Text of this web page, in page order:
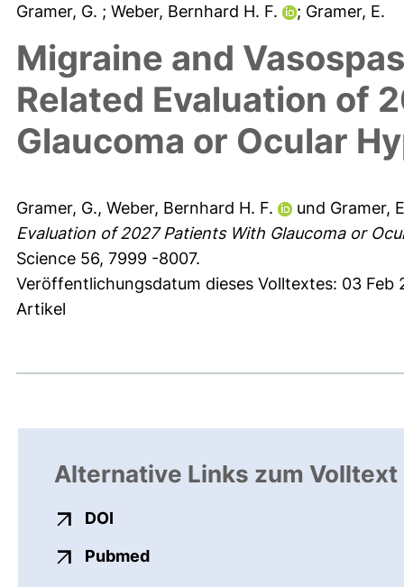
Gramer, G. ; Weber, Bernhard H. F. ; Gramer, E.
Migraine and
Related Evaluation of
Glaucoma or Ocular
Gramer, G., Weber, Bernhard H. F. und Gramer,
Evaluation of 2027 Patients With Glaucoma or
Science 56, 7999 -8007.
Veröffentlichungsdatum dieses Volltextes: 03 Feb
Artikel
Alternative Links zum Volltext
DOI
Pubmedexterner Link, öffnet neues